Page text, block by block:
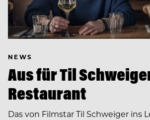
NEWS
Aus für Til
Restaurant
Das von Filmstar Til Schweiger ins